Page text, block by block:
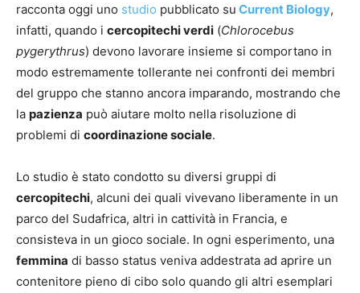
racconta oggi uno studio pubblicato su Current Biology,
infatti, quando i cercopitechi verdi (Chlorocebus
pygerythrus) devono lavorare insieme si comportano in
modo estremamente tollerante nei confronti dei membri
del gruppo che stanno ancora imparando, mostrando che
la pazienza può aiutare molto nella risoluzione di
problemi di coordinazione sociale.
Lo studio è stato condotto su diversi gruppi di
cercopitechi, alcuni dei quali vivevano liberamente in un
parco del Sudafrica, altri in cattività in Francia, e
consisteva in un gioco sociale. In ogni esperimento, una
femmina di basso status veniva addestrata ad aprire un
contenitore pieno di cibo solo quando gli altri esemplari